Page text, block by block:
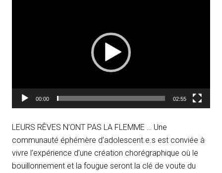
é
o
00:00 02:55
LEURS RÊVES N’ONT PAS LA FLEMME … Une
communauté éphémère d’adolescent.e.s est conviée à
vivre l’expérience d’une création chorégraphique où le
bouillonnement et la fougue seront la clé de voute du